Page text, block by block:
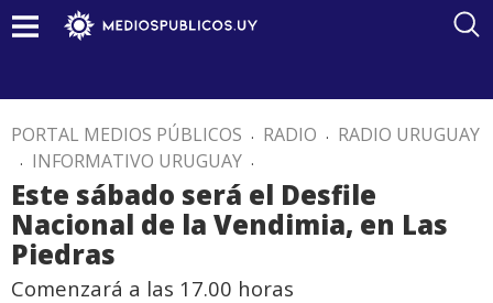
PORTAL MEDIOS PÚBLICOS . RADIO . RADIO URUGUAY
. INFORMATIVO URUGUAY .
Este sábado será el Desfile
Nacional de la Vendimia, en Las
Piedras
Comenzará a las 17.00 horas